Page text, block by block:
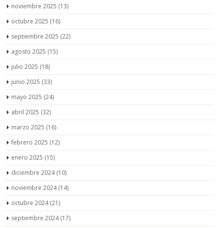
noviembre 2025 (13)
octubre 2025 (16)
septiembre 2025 (22)
agosto 2025 (15)
julio 2025 (18)
junio 2025 (33)
mayo 2025 (24)
abril 2025 (32)
marzo 2025 (16)
febrero 2025 (12)
enero 2025 (15)
diciembre 2024(10)
noviembre 2024(14)
octubre 2024(21)
septiembre 2024(17)